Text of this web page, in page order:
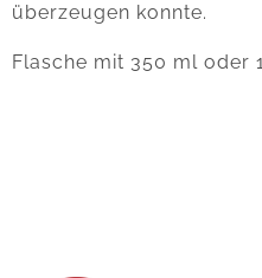
überzeugen konnte.
Flasche mit 350 ml oder